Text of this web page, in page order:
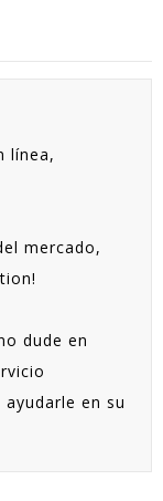
línea,
mercado,
dude en
en su